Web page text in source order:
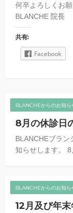
何卒よろしくお願
BLANCHE 院長
共有:
Facebook
BLANCHEからのお知ら
8月の休診日
BLANCHEブラ
知らせします。
BLANCHEからのお知ら
12月及び年